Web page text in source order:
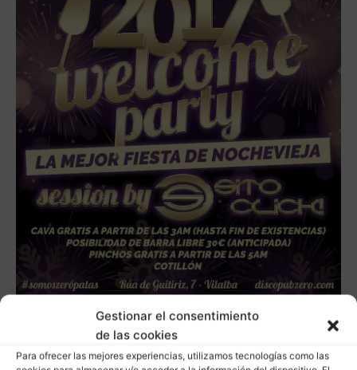
Gestionar el consentimiento
de las cookies
Para ofrecer las mejores experiencias, utilizamos tecnologías como las